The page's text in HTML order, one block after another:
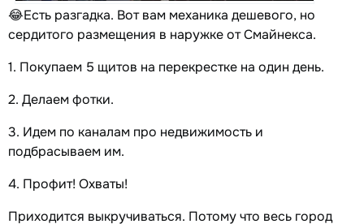
😂Есть разгадка. Вот вам механика дешевого, но
сердитого размещения в наружке от Смайнекса.
1. Покупаем 5 щитов на перекрестке на один день.
2. Делаем фотки.
3. Идем по каналам про недвижимость и
подбрасываем им.
4. Профит! Охваты!
Приходится выкручиваться. Потому что весь город